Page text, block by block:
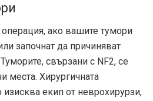
ако вашите тумори
започнат да причиняват
свързани с NF2, се
места. Хирургичната
екип от неврохирурзи,